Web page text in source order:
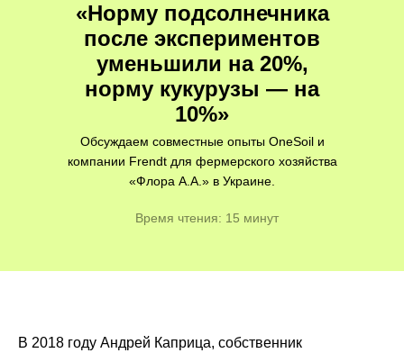
«Норму подсолнечника
после экспериментов
уменьшили на 20%,
норму кукурузы — на
10%»
Время чтения: 15 минут
Обсуждаем совместные опыты OneSoil и
компании Frendt для фермерского хозяйства
«Флора А.А.» в Украине.
В 2018 году Андрей Каприца, собственник